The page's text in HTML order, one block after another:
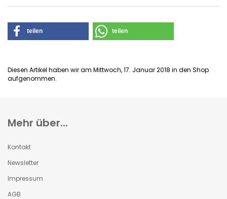
teilen teilen
Diesen Artikel haben wir am Mittwoch, 17. Januar 2018 in den Shop
aufgenommen.
Mehr über...
Kontakt
Newsletter
Impressum
AGB